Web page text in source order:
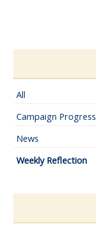
All
Campaign Progress
News
Weekly Reflection